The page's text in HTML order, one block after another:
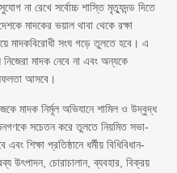
না রেখে সর্বোচ্চ শাস্তি মৃত্যুদন্ড দিতে
মাদকের ভয়াল থাবা থেকে রক্ষা
মাদকবিরোধী সংঘ গড়ে তুলতে হবে। এ
মাদক নেবে না এবং অন্যকে
আসবে।
মাদক নির্মূল অভিযানে শামিল ও উদ্বুদ্ধ
সচেতন করে তুলতে নিয়মিত সভা-
শিক্ষা প্রতিষ্ঠানে ধর্মীয় বিধিবিধান-
উৎপাদন, চোরাচালান, ব্যবহার, বিক্রয়